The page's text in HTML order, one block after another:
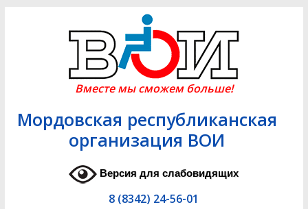
Вместе мы сможем больше!
Мордовская республиканская
организация ВОИ
Версия для слабовидящих
8 (8342) 24-56-01